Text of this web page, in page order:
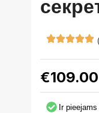
€109.00
Ir